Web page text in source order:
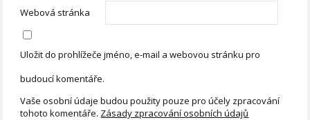
Webová stránka
Uložit do prohlížeče jméno, e-mail a webovou stránku pro
budoucí komentáře.
Vaše osobní údaje budou použity pouze pro účely zpracování
tohoto komentáře. Zásady zpracování osobních údajů